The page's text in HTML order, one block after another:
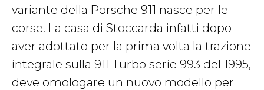
variante della Porsche 911 nasce per le
corse. La casa di Stoccarda infatti dopo
aver adottato per la prima volta la trazione
integrale sulla 911 Turbo serie 993 del 1995,
deve omologare un nuovo modello per